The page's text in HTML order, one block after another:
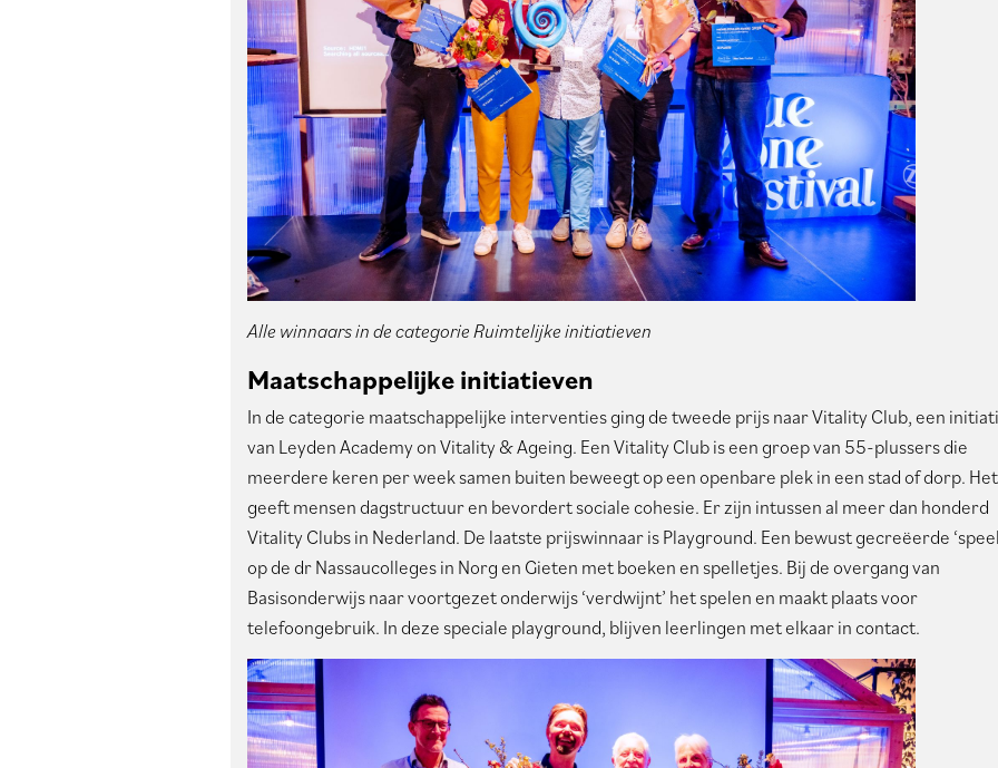
Alle winnaars in de categorie Ruimtelijke initiatieven
Maatschappelijke initiatieven
In de categorie maatschappelijke interventies ging de tweede prijs naar Vitality Club, een
van Leyden Academy on Vitality & Ageing. Een Vitality Club is een groep van 55-plussers die
meerdere keren per week samen buiten beweegt op een openbare plek in een stad of dorp. Het
geeft mensen dagstructuur en bevordert sociale cohesie. Er zijn intussen al meer dan honderd
Vitality Clubs in Nederland. De laatste prijswinnaar is Playground. Een bewust gecreëerde
op de dr Nassaucolleges in Norg en Gieten met boeken en spelletjes. Bij de overgang van
Basisonderwijs naar voortgezet onderwijs ‘verdwijnt’ het spelen en maakt plaats voor
telefoongebruik. In deze speciale playground, blijven leerlingen met elkaar in contact.